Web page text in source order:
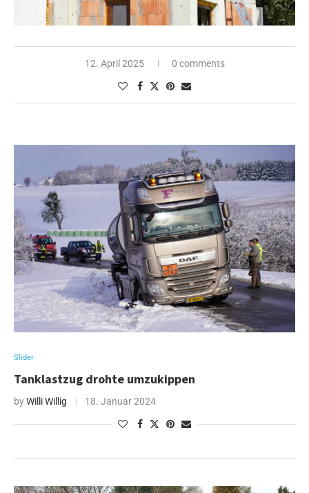
12. April 2025 0 comments
Slider
Tanklastzug drohte umzukippen
byWilli Willig 18. Januar 2024